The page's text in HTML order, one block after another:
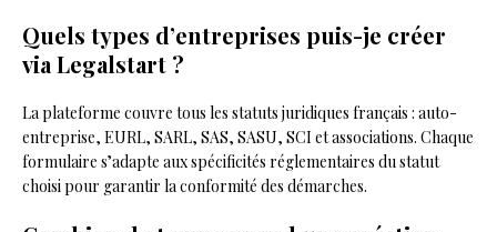
Quels types d’entreprises puis-je créer
via Legalstart ?
La plateforme couvre tous les statuts juridiques français : auto-
entreprise, EURL, SARL, SAS, SASU, SCI et associations. Chaque
formulaire s’adapte aux spécificités réglementaires du statut
choisi pour garantir la conformité des démarches.